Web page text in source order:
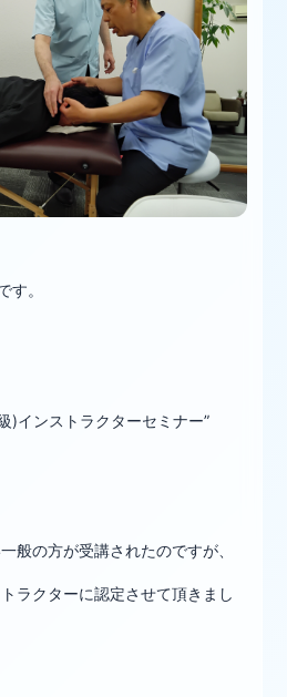
す。
)インストラクターセミナー”
般の方が受講されたのですが、
ラクターに認定させて頂きまし